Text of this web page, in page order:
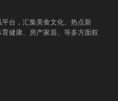
台，汇集美食文化、热点新
健康、房产家居、等多方面权